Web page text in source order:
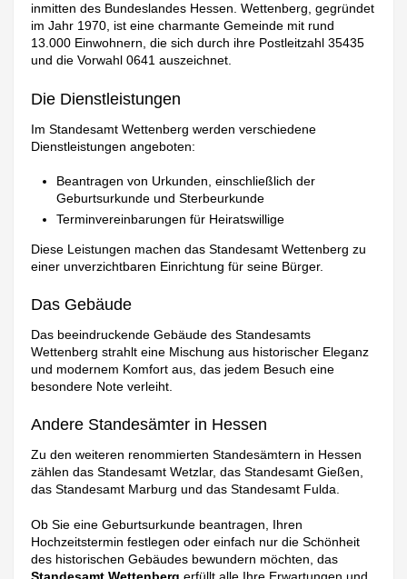
inmitten des Bundeslandes Hessen. Wettenberg, gegründet
im Jahr 1970, ist eine charmante Gemeinde mit rund
13.000 Einwohnern, die sich durch ihre Postleitzahl 35435
und die Vorwahl 0641 auszeichnet.
Die Dienstleistungen
Im Standesamt Wettenberg werden verschiedene
Dienstleistungen angeboten:
Beantragen von Urkunden, einschließlich der
Geburtsurkunde und Sterbeurkunde
Terminvereinbarungen für Heiratswillige
Diese Leistungen machen das Standesamt Wettenberg zu
einer unverzichtbaren Einrichtung für seine Bürger.
Das Gebäude
Das beeindruckende Gebäude des Standesamts
Wettenberg strahlt eine Mischung aus historischer Eleganz
und modernem Komfort aus, das jedem Besuch eine
besondere Note verleiht.
Andere Standesämter in Hessen
Zu den weiteren renommierten Standesämtern in Hessen
zählen das Standesamt Wetzlar, das Standesamt Gießen,
das Standesamt Marburg und das Standesamt Fulda.
Ob Sie eine Geburtsurkunde beantragen, Ihren
Hochzeitstermin festlegen oder einfach nur die Schönheit
des historischen Gebäudes bewundern möchten, das